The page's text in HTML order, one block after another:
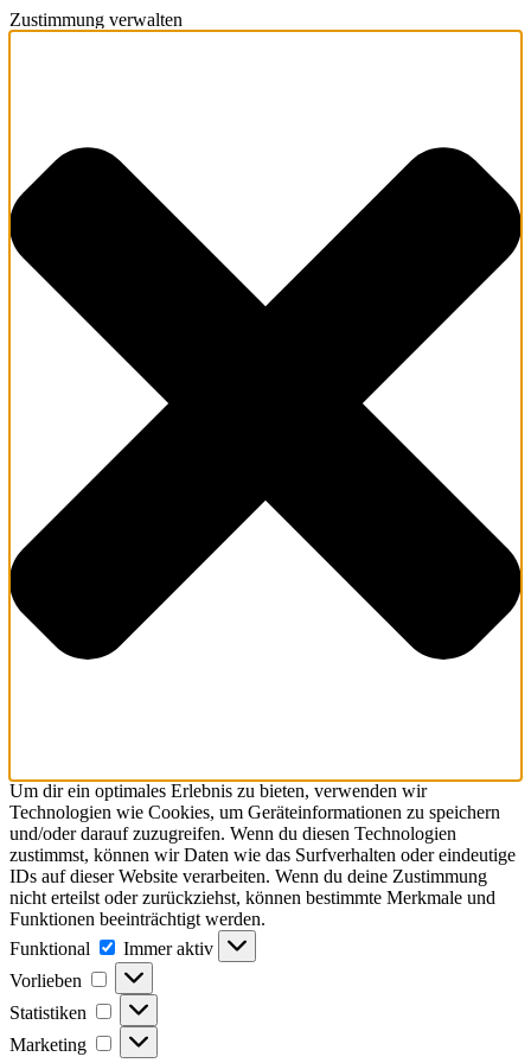
Zustimmung verwalten
Um dir ein optimales Erlebnis zu bieten, verwenden wir
Technologien wie Cookies, um Geräteinformationen zu speichern
und/oder darauf zuzugreifen. Wenn du diesen Technologien
zustimmst, können wir Daten wie das Surfverhalten oder eindeutige
IDs auf dieser Website verarbeiten. Wenn du deine Zustimmung
nicht erteilst oder zurückziehst, können bestimmte Merkmale und
Funktionen beeinträchtigt werden.
Funktional
Funktional
Immer aktiv
Vorlieben
Vorlieben
Statistiken Statistiken
Marketing Marketing